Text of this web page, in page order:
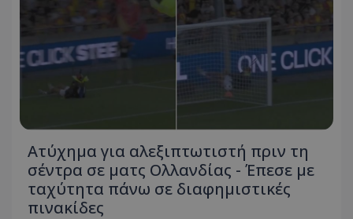
Ατύχημα για αλεξιπτωτιστή πριν τη
σέντρα σε ματς Ολλανδίας - Έπεσε με
ταχύτητα πάνω σε διαφημιστικές
πινακίδες